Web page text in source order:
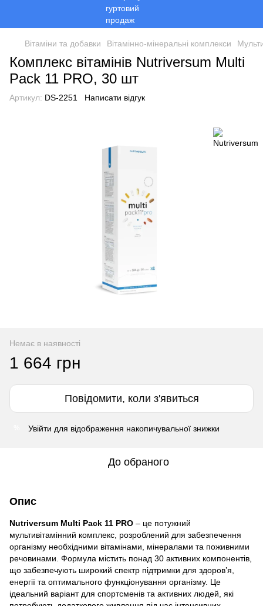
Вітаміни та добавки Вітамінно-мінеральні комплекси
Комплекс вітамінів Nutriversum Multi
Pack 11 PRO, 30 шт
Артикул: DS-2251 Написати відгук
Немає в наявності
1 664 грн
Повідомити, коли з'явиться
Увійти для відображення накопичувальної знижки
До обраного
Опис
Nutriversum Multi Pack 11 PRO – це потужний
мультивітамінний комплекс, розроблений для забезпечення
організму необхідними вітамінами, мінералами та поживними
речовинами. Формула містить понад 30 активних компонентів,
що забезпечують широкий спектр підтримки для здоров’я,
енергії та оптимального функціонування організму. Це
ідеальний варіант для спортсменів та активних людей, які